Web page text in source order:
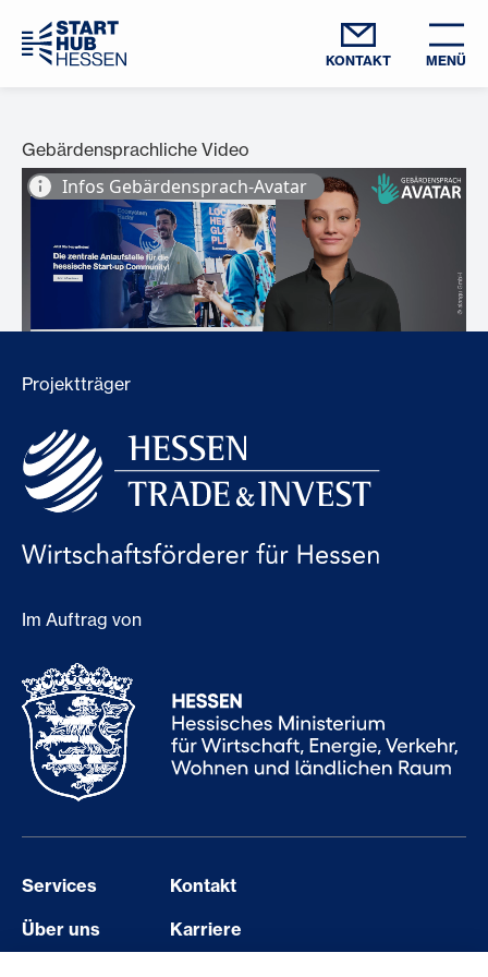
KONTAKT MENÜ
Gebärdensprachliche Video
Projektträger
Im Auftrag von
Services
Kontakt
Über uns
Karriere